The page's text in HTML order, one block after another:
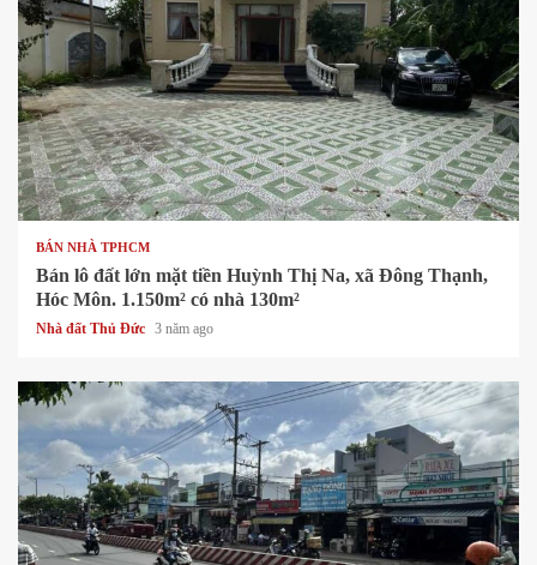
1 min read
BÁN NHÀ TPHCM
Bán lô đất lớn mặt tiền Huỳnh Thị Na, xã Đông Thạnh,
Hóc Môn. 1.150m² có nhà 130m²
Nhà đất Thủ Đức 3 năm ago